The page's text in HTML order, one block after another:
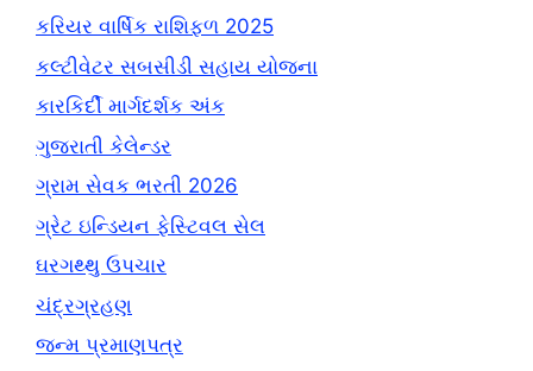
કરિયર વાર્ષિક રાશિફળ 2025
કલ્ટીવેટર સબસીડી સહાય યોજના
કારકિર્દી માર્ગદર્શક અંક
ગુજરાતી કેલેન્ડર
ગ્રામ સેવક ભરતી 2026
ગ્રેટ ઇન્ડિયન ફેસ્ટિવલ સેલ
ઘરગથ્થુ ઉપચાર
ચંદ્રગ્રહણ
જન્મ પ્રમાણપત્ર